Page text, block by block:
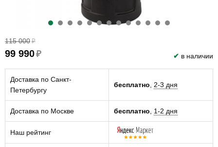
115 000 ₽
99 990₽ ✔ в наличии
Доставка по Санкт-
Петербургу
бесплатно 2-3 дня
Доставка по Москве бесплатно 1-2 дня
Наш рейтинг